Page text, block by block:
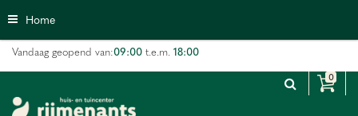
n
Home
Vandaag geopend van:09:00 t.e.m. 18:00